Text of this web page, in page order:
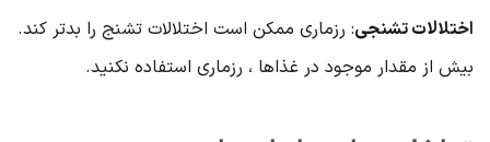
اختلالات تشنجی: رزماری ممکن است اختلالات تشنج را بدتر کند.
بیش از مقدار موجود در غذاها ، رزماری استفاده نکنید.